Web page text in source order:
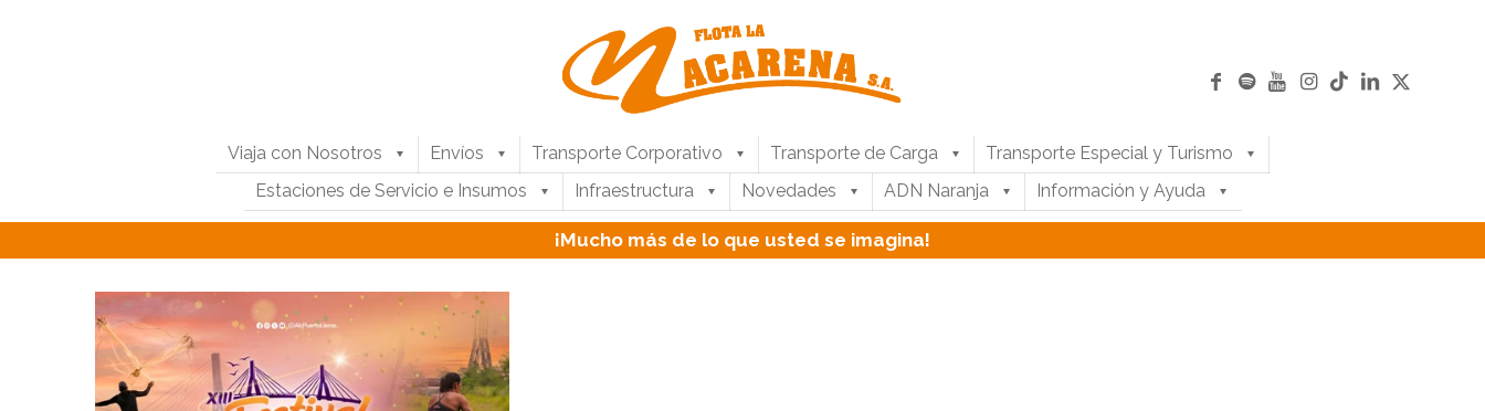
Viaja con Nosotros Envíos Transporte Corporativo Transporte de Carga
Transporte Especial y Turismo
Estaciones de Servicio e Insumos
Infraestructura Novedades ADN Naranja Información y Ayuda
¡Mucho más de lo que usted se imagina!